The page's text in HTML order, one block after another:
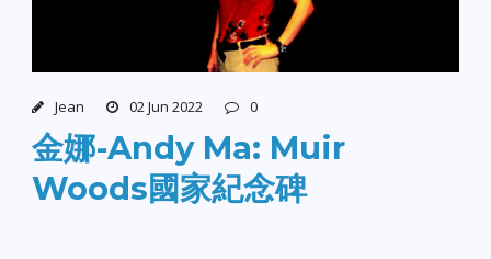
Jean 02 Jun 2022 0
金娜-Andy Ma: Muir
Woods國家紀念碑